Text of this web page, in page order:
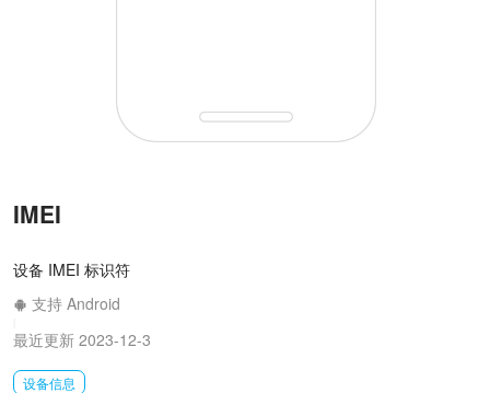
IMEI
设备 IMEI 标识符
支持 Android
最近更新 2023-12-3
设备信息